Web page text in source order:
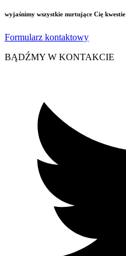
wyjaśnimy wszystkie nurtujące Cię kwestie
Formularz kontaktowy
BĄDŹMY W KONTAKCIE